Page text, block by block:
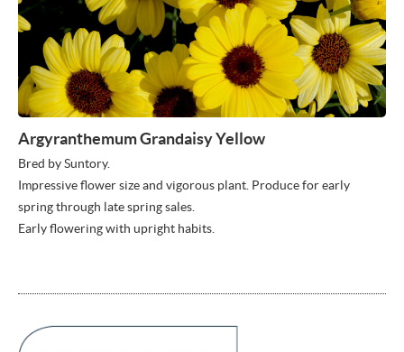
Argyranthemum Grandaisy Yellow
Bred by Suntory.
Impressive flower size and vigorous plant. Produce for early
spring through late spring sales.
Early flowering with upright habits.